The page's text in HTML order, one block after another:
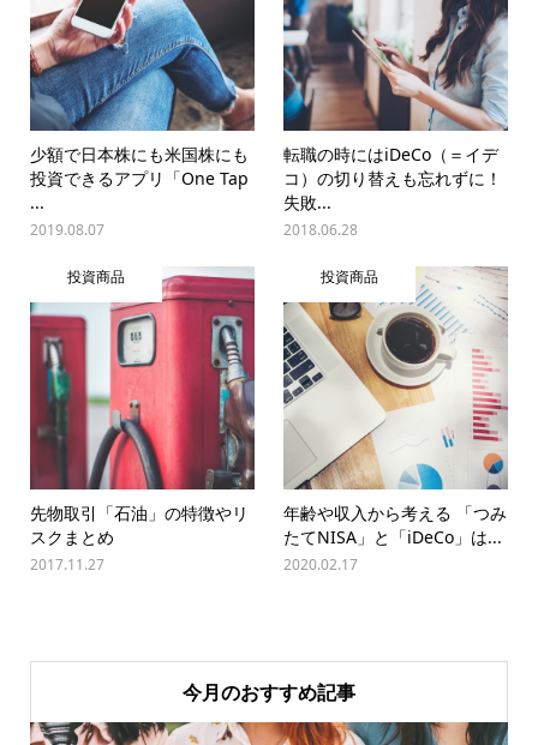
少額で日本株にも米国株にも
投資できるアプリ「One Tap
...
2019.08.07
転職の時にはiDeCo（＝イデ
コ）の切り替えも忘れずに！
失敗...
2018.06.28
投資商品
先物取引「石油」の特徴やリ
スクまとめ
2017.11.27
投資商品
年齢や収入から考える 「つみ
たてNISA」と「iDeCo」は...
2020.02.17
今月のおすすめ記事